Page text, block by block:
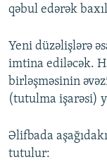
qəbul edərək
Yeni düzəlişlərə
imtina ediləcək.
birləşməsinin
(tutulma işarəsi)
Əlifbada
tutulur: